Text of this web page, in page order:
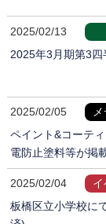
2025/02/13
2025年3月期第3四
2025/02/05
ペイント&コーテ
電防止塗料等が掲
2025/02/04
イ
板橋区立小学校に